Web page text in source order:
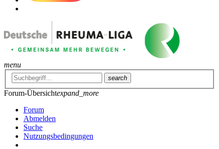
menu
search
Forum-Übersichtexpand_more
Forum
Abmelden
Suche
Nutzungsbedingungen